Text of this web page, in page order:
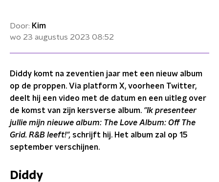
Door: Kim
wo 23 augustus 2023 08:52
Diddy komt na zeventien jaar met een nieuw album
op de proppen. Via platform X, voorheen Twitter,
deelt hij een video met de datum en een uitleg over
de komst van zijn kersverse album. "Ik presenteer
jullie mijn nieuwe album: The Love Album: Off The
Grid. R&B leeft!", schrijft hij. Het album zal op 15
september verschijnen.
Diddy